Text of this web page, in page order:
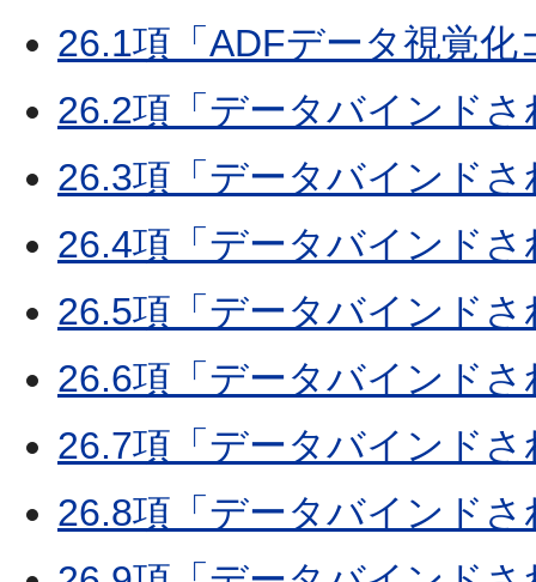
26.1項「ADFデータ視覚
26.2項「データバインド
26.3項「データバインド
26.4項「データバインド
26.5項「データバインド
26.6項「データバインド
26.7項「データバインド
26.8項「データバインド